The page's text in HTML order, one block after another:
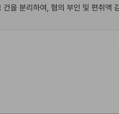
을 분리하여, 혐의 부인 및 편취액